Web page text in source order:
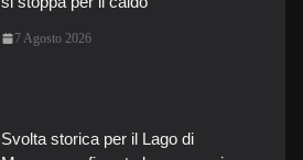
7 Agosto 2026
Svolta storica per il Lago di